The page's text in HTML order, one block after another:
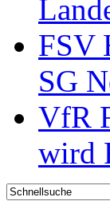
FSV
SG
VfR
wird